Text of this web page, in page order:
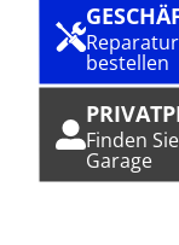
Reparatur
bestellen
Finden
Garage